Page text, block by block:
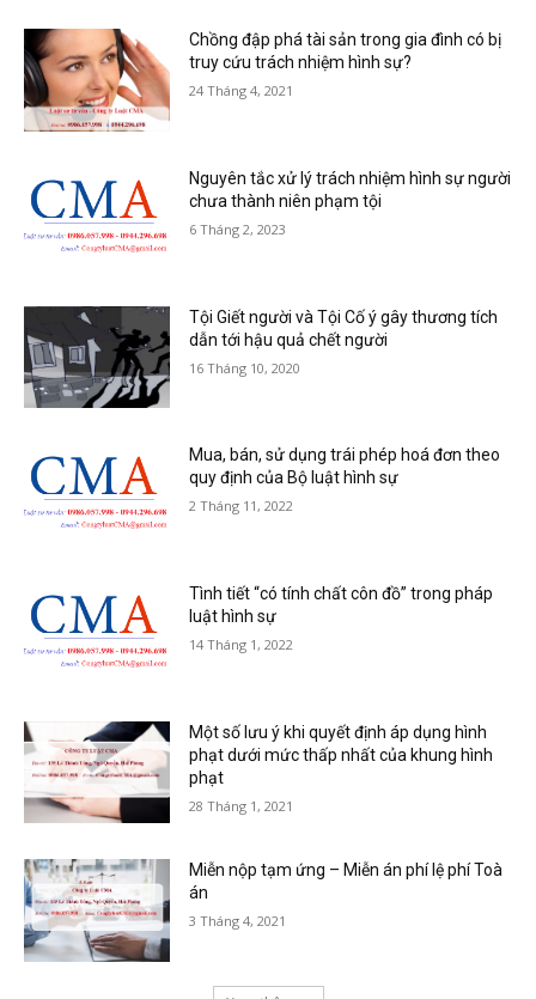
Chồng đập phá tài sản trong gia đình có bị
truy cứu trách nhiệm hình sự?
24 Tháng 4, 2021
Nguyên tắc xử lý trách nhiệm hình sự người
chưa thành niên phạm tội
6 Tháng 2, 2023
Tội Giết người và Tội Cố ý gây thương tích
dẫn tới hậu quả chết người
16 Tháng 10, 2020
Mua, bán, sử dụng trái phép hoá đơn theo
quy định của Bộ luật hình sự
2 Tháng 11, 2022
Tình tiết “có tính chất côn đồ” trong pháp
luật hình sự
14 Tháng 1, 2022
Một số lưu ý khi quyết định áp dụng hình
phạt dưới mức thấp nhất của khung hình
phạt
28 Tháng 1, 2021
Miễn nộp tạm ứng – Miễn án phí lệ phí Toà
án
3 Tháng 4, 2021